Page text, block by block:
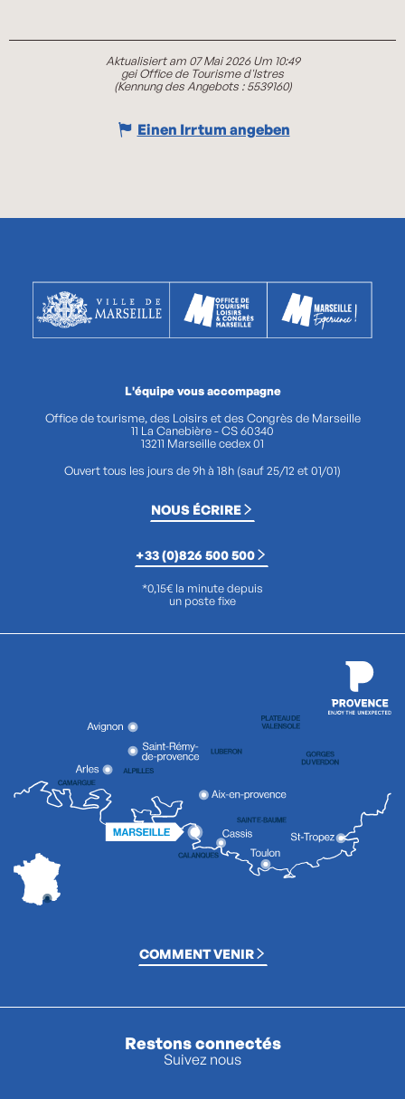
Aktualisiert am 07 Mai 2026 Um 10:49
gei Office de Tourisme d'Istres
(Kennung des Angebots :5539160)
Einen Irrtum angeben
L'équipe vous accompagne
Office de tourisme, des Loisirs et des Congrès de Marseille
11 La Canebière - CS 60340
13211 Marseille cedex 01
Ouvert tous les jours de 9h à 18h (sauf 25/12 et 01/01)
NOUS ÉCRIRE
+33 (0)826 500 500
*0,15€ la minute depuis
un poste fixe
COMMENT VENIR
Restons connectés
Suivez nous